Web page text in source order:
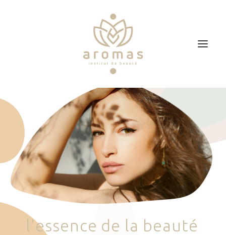
Soins
Je veux faire un bon cadeau
Plan d’accès
Prendre RDV
'essence de la beauté